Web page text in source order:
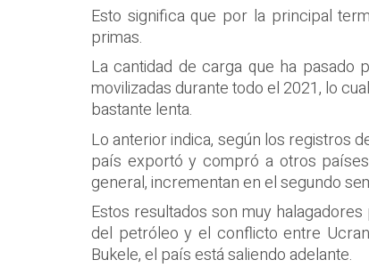
Esto significa que por la principal
primas.
La cantidad de carga que ha pasado
movilizadas durante todo el 2021, lo
bastante lenta.
Lo anterior indica, según los registros
país exportó y compró a otros
general, incrementan en el segundo
Estos resultados son muy
del petróleo y el conflicto entre
Bukele, el país está saliendo adelante.